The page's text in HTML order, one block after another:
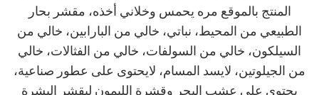
المنتج بالموقع مره يحمس وخلاني أخذه، مقشر بحار
الطبيعي من المحيط، نباتي، خالي من البارابين، خالي من
السيلكون، خالي من السولفات، خالي من الفثالات، خالي
من الجيلوتين، لايسد المسام، لايحتوى على عطور صناعية،
يحتوي على عشب البحر وقشرة الليمون ليقشر البشرة